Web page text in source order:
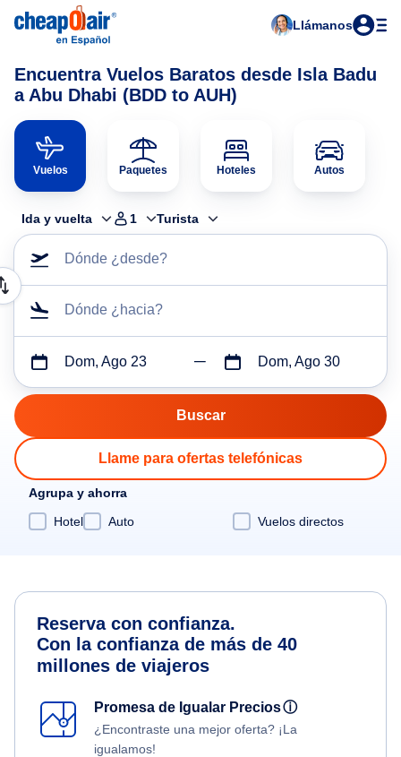
Llámanos
Encuentra Vuelos Baratos desde Isla Badu
a Abu Dhabi (BDD to AUH)
Vuelos Paquetes Hoteles Autos
Ida y vuelta 1 Turista
Dónde ¿desde?
Dónde ¿hacia?
Dom, Ago 23 Dom, Ago 30
Llame para ofertas telefónicas
Agrupa y ahorra
Hotel
Auto Vuelos directos
Reserva con confianza.
Con la confianza de más de 40
millones de viajeros
Promesa de Igualar Preciosⓘ
¿Encontraste una mejor oferta? ¡La
igualamos!